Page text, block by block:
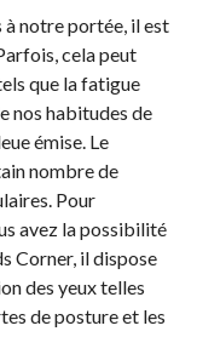
notre portée, il est
cela peut
que la fatigue
nos habitudes de
émise. Le
nombre de
Pour
avez la possibilité
Corner, il dispose
des yeux telles
de posture et les